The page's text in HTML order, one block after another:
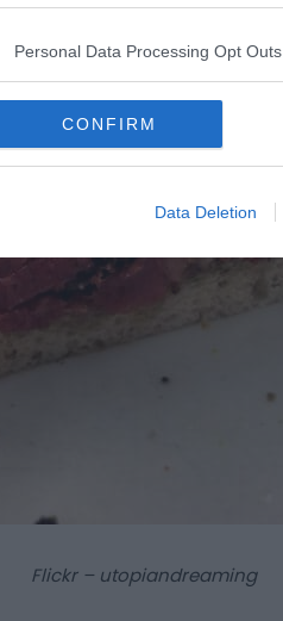
Personal Data Processing Opt Outs
CONFIRM
Data Deletion
Flickr – utopiandreaming